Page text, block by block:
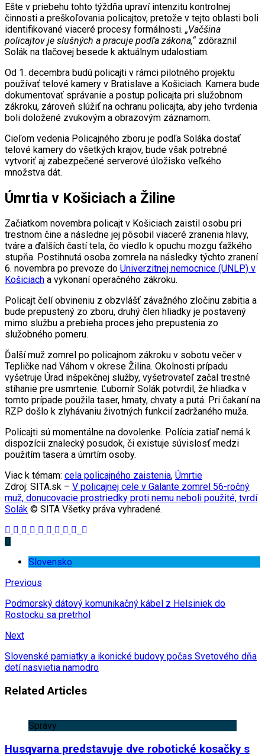
Ešte v priebehu tohto týždňa upraví intenzitu kontrolnej
činnosti a preškoľovania policajtov, pretože v tejto oblasti boli
identifikované viaceré procesy formálnosti. „Vačšina
policajtov je slušných a pracuje podľa zákona,“zdôraznil
Solák na tlačovej besede k aktuálnym udalostiam.
Od 1. decembra budú policajti v rámci pilotného projektu
používať telové kamery v Bratislave a Košiciach. Kamera bude
dokumentovať správanie a postup policajta pri služobnom
zákroku, zároveň slúžiť na ochranu policajta, aby jeho tvrdenia
boli doložené zvukovým a obrazovým záznamom.
Cieľom vedenia Policajného zboru je podľa Soláka dostať
telové kamery do všetkých krajov, bude však potrebné
vytvoriť aj zabezpečené serverové úložisko veľkého
množstva dát.
Úmrtia v Košiciach a Žiline
Začiatkom novembra policajt v Košiciach zaistil osobu pri
trestnom čine a následne jej pôsobil viaceré zranenia hlavy,
tváre a ďalších častí tela, čo viedlo k opuchu mozgu ťažkého
stupňa. Postihnutá osoba zomrela na následky týchto zranení
6. novembra po prevoze do Univerzitnej nemocnice (UNLP) v
Košiciach a vykonaní operačného zákroku.
Policajt čelí obvineniu z obzvlášť závažného zločinu zabitia a
bude prepustený zo zboru, druhý člen hliadky je postavený
mimo službu a prebieha proces jeho prepustenia zo
služobného pomeru.
Ďalší muž zomrel po policajnom zákroku v sobotu večer v
Tepličke nad Váhom v okrese Žilina. Okolnosti prípadu
vyšetruje Úrad inšpekčnej služby, vyšetrovateľ začal trestné
stíhanie pre usmrtenie. Ľubomír Solák potvrdil, že hliadka v
tomto prípade použila taser, hmaty, chvaty a putá. Pri čakaní na
RZP došlo k zlyhávaniu životných funkcií zadržaného muža.
Policajti sú momentálne na dovolenke. Polícia zatiaľ nemá k
dispozícii znalecký posudok, či existuje súvislosť medzi
použitím tasera a úmrtím osoby.
Viac k témam: cela policajného zaistenia, Úmrtie
Zdroj: SITA.sk – V policajnej cele v Galante zomrel 56-ročný
muž, donucovacie prostriedky proti nemu neboli použité, tvrdí
Solák © SITA Všetky práva vyhradené.
Slovensko
Previous
Podmorský dátový komunikačný kábel z Helsiniek do
Rostocku sa pretrhol
Next
Slovenské pamiatky a ikonické budovy počas Svetového dňa
detí nasvietia namodro
Related Articles
Správy
Husqvarna predstavuje dve robotické kosačky s